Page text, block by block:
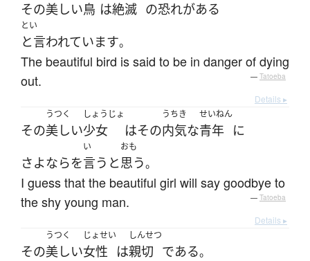
その美しい鳥 は絶滅 の恐れがある
とい
と言われています。
The beautiful bird is said to be in danger of dying
out.
— Tatoeba
Details ▸
その
うつく
美しい
しょうじょ
少女 はその
うちき
内気な
せいねん
青年 に
さよならを
い
言う と
おも
思う。
I guess that the beautiful girl will say goodbye to
the shy young man.
— Tatoeba
Details ▸
その
うつく
美しい
じょせい
女性 は
しんせつ
親切 である。